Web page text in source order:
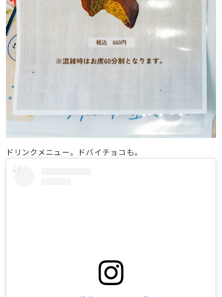
ドリンクメニュー。ドバイチョコも。